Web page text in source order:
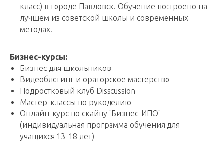
класс) в городе Павловск. Обучение построено на
лучшем из советской школы и современных
методах.
Бизнес-курсы:
Бизнес для школьников
Видеоблогинг и ораторское мастерство
Подростковый клуб Disscussion
Мастер-классы по рукоделию
Онлайн-курс по скайпу "Бизнес-ИПО"
(индивидуальная программа обучения для
учащихся 13-18 лет)